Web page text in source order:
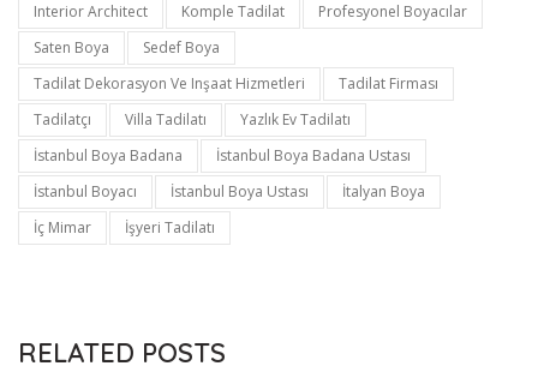
Interior Architect
Komple Tadilat
Profesyonel Boyacılar
Saten Boya
Sedef Boya
Tadilat Dekorasyon Ve Inşaat Hizmetleri
Tadilat Firması
Tadilatçı
Villa Tadilatı
Yazlık Ev Tadilatı
İstanbul Boya Badana
İstanbul Boya Badana Ustası
İstanbul Boyacı
İstanbul Boya Ustası
İtalyan Boya
İç Mimar
İşyeri Tadilatı
RELATED POSTS